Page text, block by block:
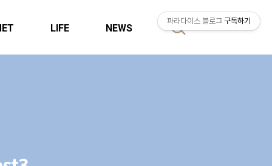
LIFE NEWS
검
파라다이스 블로그 구독하기